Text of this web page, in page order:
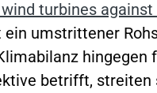
ein umstrittener
hingegen
betrifft, streiten